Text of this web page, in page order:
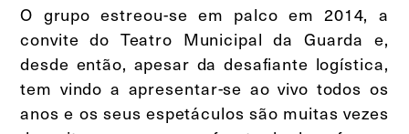
O grupo estreou-se em palco em 2014, a
convite do Teatro Municipal da Guarda e,
desde então, apesar da desafiante logística,
tem vindo a apresentar-se ao vivo todos os
anos e os seus espetáculos são muitas vezes